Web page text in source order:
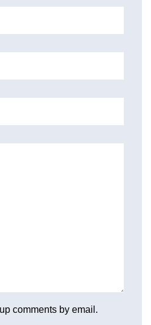
comments by email.